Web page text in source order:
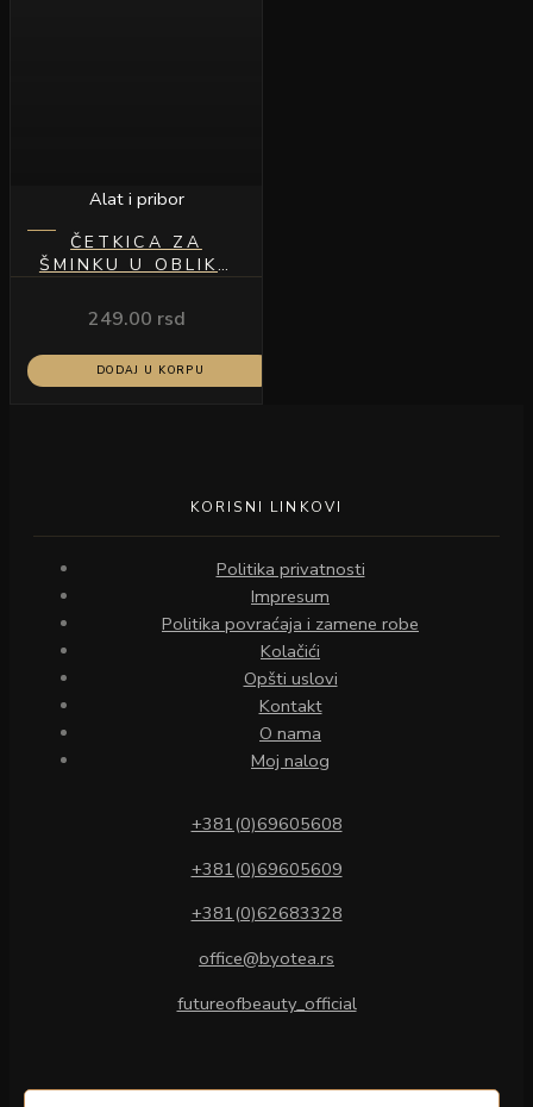
Alat i pribor
ČETKICA ZA
ŠMINKU U OBLIKU
249.00 rsd
DODAJ U KORPU
KORISNI LINKOVI
Politika privatnosti
Impresum
Politika povraćaja i zamene robe
Kolačići
Opšti uslovi
Kontakt
O nama
Moj nalog
+381(0)69605608
+381(0)69605609
+381(0)62683328
office@byotea.rs
futureofbeauty_official